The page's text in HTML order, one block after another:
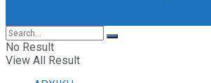
No Result
View All Result